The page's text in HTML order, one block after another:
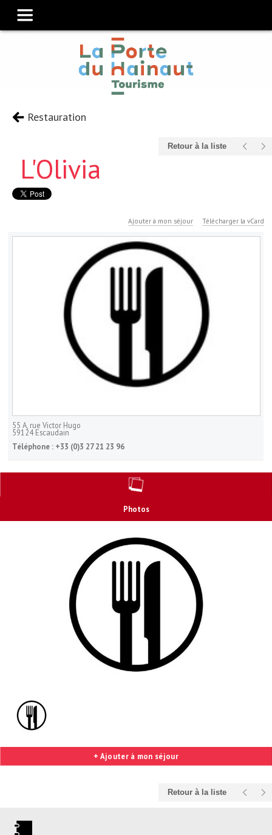
Restauration
Retour à la liste
L'Olivia
Ajouter à mon séjour Télécharger la vCard
55 A, rue Victor Hugo
59124Escaudain
Téléphone : +33 (0)3 27 21 23 96
Photos
+ Ajouter à mon séjour
Retour à la liste